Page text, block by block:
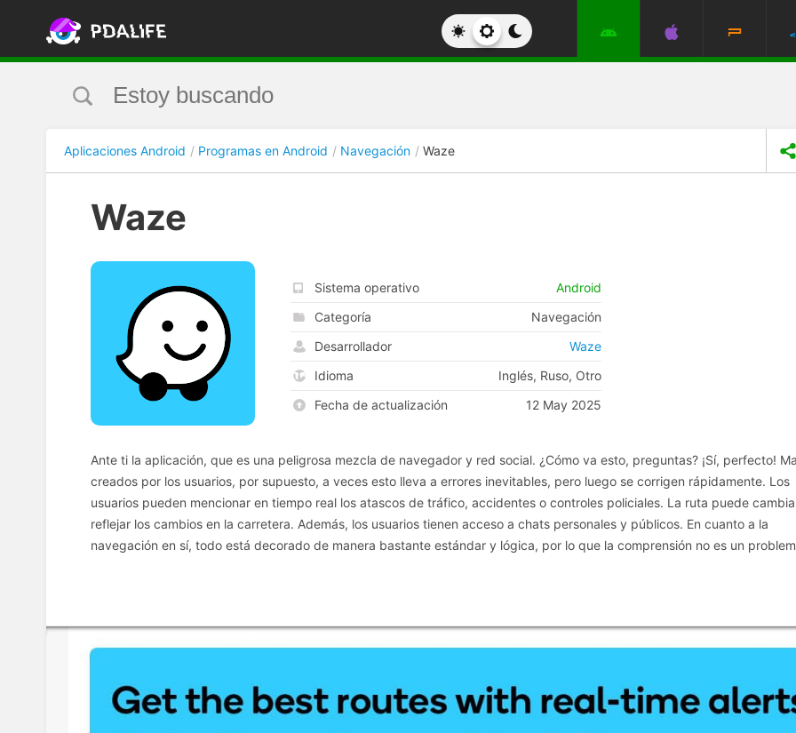
Aplicaciones Android Programas en Android Navegación Waze
Waze
Sistema operativo
Android
Categoría
Navegación
Desarrollador
Waze
Idioma
Inglés, Ruso, Otro
Fecha de actualización
12 May 2025
Ante ti la aplicación, que es una peligrosa mezcla de navegador y red social. ¿Cómo va esto, preguntas? ¡Sí, perfecto!
creados por los usuarios, por supuesto, a veces esto lleva a errores inevitables, pero luego se corrigen rápidamente. Los
usuarios pueden mencionar en tiempo real los atascos de tráfico, accidentes o controles policiales. La ruta puede
reflejar los cambios en la carretera. Además, los usuarios tienen acceso a chats personales y públicos. En cuanto a la
navegación en sí, todo está decorado de manera bastante estándar y lógica, por lo que la comprensión no es un